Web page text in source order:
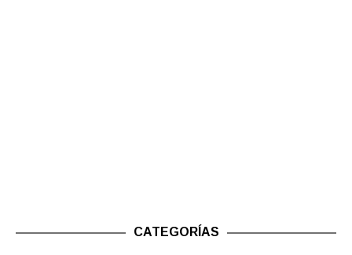
CATEGORÍAS